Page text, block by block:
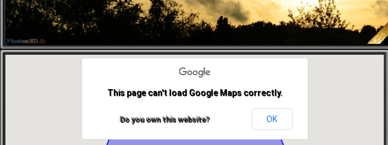
This page can't load Google Maps correctly.
Do you own this website? OK